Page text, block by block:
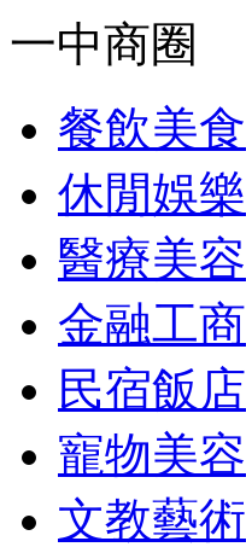
一中商圈
餐飲美食
休閒娛樂
醫療美容
金融工商
民宿飯店
寵物美容
文教藝術